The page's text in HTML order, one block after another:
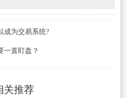
成为交易系统?
一直盯盘？
关推荐